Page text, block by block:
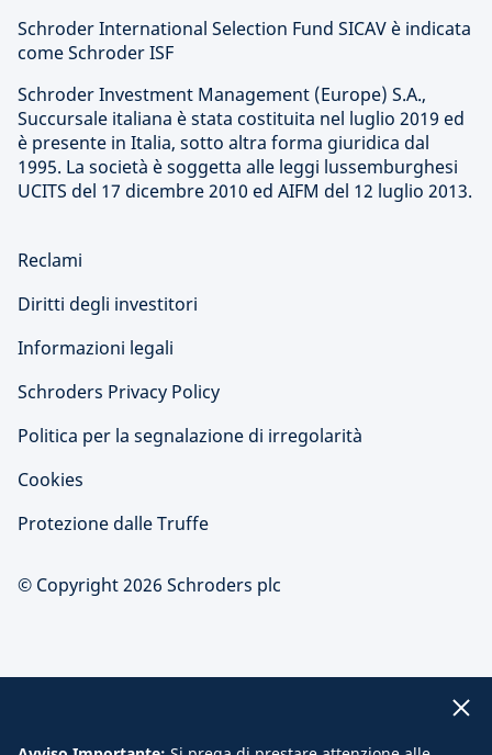
Schroder International Selection Fund SICAV è indicata
come Schroder ISF
Schroder Investment Management (Europe) S.A.,
Succursale italiana è stata costituita nel luglio 2019 ed
è presente in Italia, sotto altra forma giuridica dal
1995. La società è soggetta alle leggi lussemburghesi
UCITS del 17 dicembre 2010 ed AIFM del 12 luglio 2013.
Reclami
Diritti degli investitori
Informazioni legali
Schroders Privacy Policy
Politica per la segnalazione di irregolarità
Cookies
Protezione dalle Truffe
© Copyright 2026 Schroders plc